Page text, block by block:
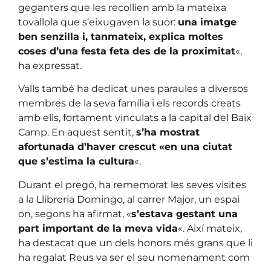
geganters que les recollien amb la mateixa
tovallola que s’eixugaven la suor: una imatge
ben senzilla i, tanmateix, explica moltes
coses d’una festa feta des de la proximitat«,
ha expressat.
Valls també ha dedicat unes paraules a diversos
membres de la seva família i els records creats
amb ells, fortament vinculats a la capital del Baix
Camp. En aquest sentit, s’ha mostrat
afortunada d’haver crescut «en una ciutat
que s’estima la cultura«.
Durant el pregó, ha rememorat les seves visites
a la Llibreria Domingo, al carrer Major, un espai
on, segons ha afirmat, «s’estava gestant una
part important de la meva vida«. Així mateix,
ha destacat que un dels honors més grans que li
ha regalat Reus va ser el seu nomenament com